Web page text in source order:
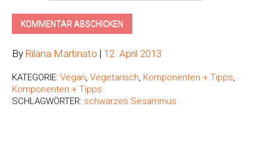
By Rilana Martinato | 12. April 2013
KATEGORIE: Vegan, Vegetarisch, Komponenten + Tipps,
Komponenten + Tipps
SCHLAGWÖRTER: schwarzes Sesammus